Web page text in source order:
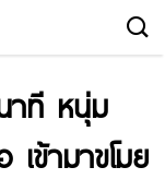
าที หนุ่ม
เข้ามาขโมย